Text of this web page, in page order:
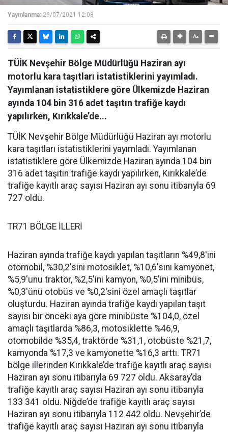
Yayınlanma: 29/07/2021 12:08
TÜİK Nevşehir Bölge Müdürlüğü Haziran ayı
motorlu kara taşıtları istatistiklerini yayımladı.
Yayımlanan istatistiklere göre Ülkemizde Haziran
ayında 104 bin 316 adet taşıtın trafiğe kaydı
yapılırken, Kırıkkale’de...
TÜİK Nevşehir Bölge Müdürlüğü Haziran ayı motorlu
kara taşıtları istatistiklerini yayımladı. Yayımlanan
istatistiklere göre Ülkemizde Haziran ayında 104 bin
316 adet taşıtın trafiğe kaydı yapılırken, Kırıkkale’de
trafiğe kayıtlı araç sayısı Haziran ayı sonu itibarıyla 69
727 oldu.
TR71 BÖLGE İLLERİ
Haziran ayında trafiğe kaydı yapılan taşıtların %49,8'ini
otomobil, %30,2'sini motosiklet, %10,6'sını kamyonet,
%5,9'unu traktör, %2,5'ini kamyon, %0,5'ini minibüs,
%0,3'ünü otobüs ve %0,2'sini özel amaçlı taşıtlar
oluşturdu. Haziran ayında trafiğe kaydı yapılan taşıt
sayısı bir önceki aya göre minibüste %104,0, özel
amaçlı taşıtlarda %86,3, motosiklette %46,9,
otomobilde %35,4, traktörde %31,1, otobüste %21,7,
kamyonda %17,3 ve kamyonette %16,3 arttı. TR71
bölge illerinden Kırıkkale’de trafiğe kayıtlı araç sayısı
Haziran ayı sonu itibarıyla 69 727 oldu. Aksaray’da
trafiğe kayıtlı araç sayısı Haziran ayı sonu itibarıyla
133 341 oldu. Niğde’de trafiğe kayıtlı araç sayısı
Haziran ayı sonu itibarıyla 112 442 oldu. Nevşehir’de
trafiğe kayıtlı araç sayısı Haziran ayı sonu itibarıyla